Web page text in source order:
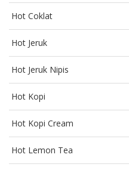
Hot Coklat
Hot Jeruk
Hot Jeruk Nipis
Hot Kopi
Hot Kopi Cream
Hot Lemon Tea